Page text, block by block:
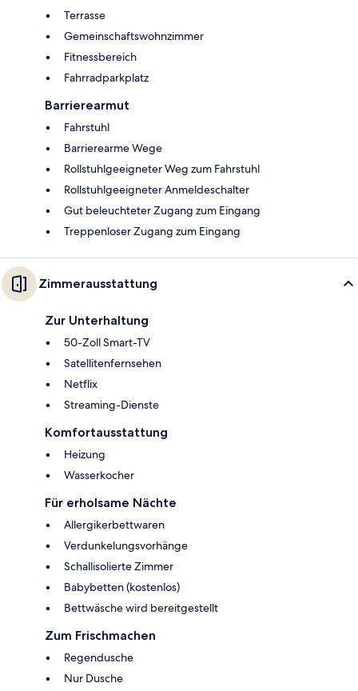
Terrasse
Gemeinschaftswohnzimmer
Fitnessbereich
Fahrradparkplatz
Barrierearmut
Fahrstuhl
Barrierearme Wege
Rollstuhlgeeigneter Weg zum Fahrstuhl
Rollstuhlgeeigneter Anmeldeschalter
Gut beleuchteter Zugang zum Eingang
Treppenloser Zugang zum Eingang
Zimmerausstattung
Zur Unterhaltung
50-Zoll Smart-TV
Satellitenfernsehen
Netflix
Streaming-Dienste
Komfortausstattung
Heizung
Wasserkocher
Für erholsame Nächte
Allergikerbettwaren
Verdunkelungsvorhänge
Schallisolierte Zimmer
Babybetten (kostenlos)
Bettwäsche wird bereitgestellt
Zum Frischmachen
Regendusche
Nur Dusche